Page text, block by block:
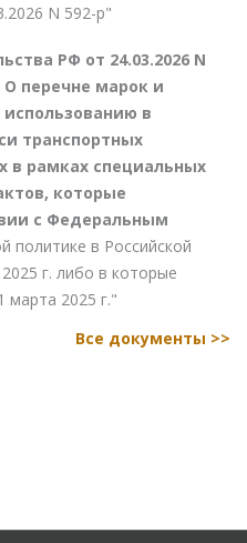
N 592-р"
РФ от 24.03.2026 N
О перечне марок и
в
транспортных
в рамках специальных
которые
с Федеральным
политике в Российской
г. либо в которые
марта 2025 г."
Все документы >>